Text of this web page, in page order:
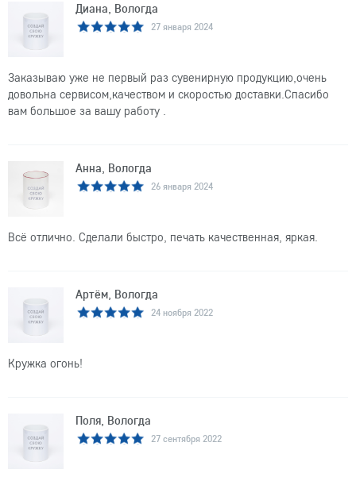
Диана, Вологда
27 января 2024
Заказываю уже не первый раз сувенирную продукцию,очень
довольна сервисом,качеством и скоростью доставки.Спасибо
вам большое за вашу работу .
Анна, Вологда
26 января 2024
Всё отлично. Сделали быстро, печать качественная, яркая.
Артём, Вологда
24 ноября 2022
Кружка огонь!
Поля, Вологда
27 сентября 2022